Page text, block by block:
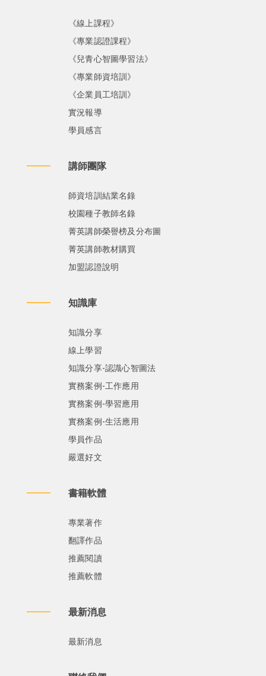
《線上課程》
《專業認證課程》
《兒青心智圖學習法》
《專業師資培訓》
《企業員工培訓》
實況報導
學員感言
講師團隊
師資培訓結業名錄
校園種子教師名錄
菁英講師榮譽榜及分布圖
菁英講師教材購買
加盟認證說明
知識庫
知識分享
線上學習
知識分享-認識心智圖法
實務案例-工作應用
實務案例-學習應用
實務案例-生活應用
學員作品
嚴選好文
書籍軟體
專業著作
翻譯作品
推薦閱讀
推薦軟體
最新消息
最新消息